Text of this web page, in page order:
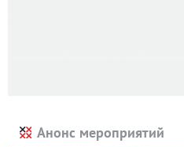
Анонс мероприятий